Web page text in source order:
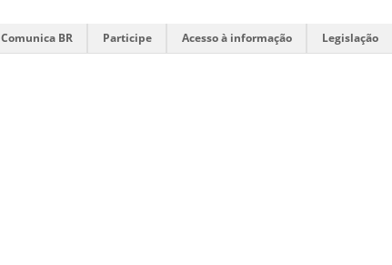
Comunica BR Participe Acesso à informação Legislação